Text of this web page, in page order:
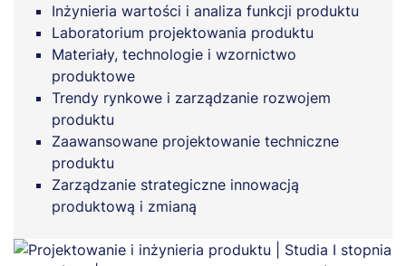
Inżynieria wartości i analiza funkcji produktu
Laboratorium projektowania produktu
Materiały, technologie i wzornictwo
produktowe
Trendy rynkowe i zarządzanie rozwojem
produktu
Zaawansowane projektowanie techniczne
produktu
Zarządzanie strategiczne innowacją
produktową i zmianą